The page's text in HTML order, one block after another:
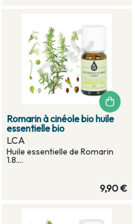
Romarin à cinéole bio huile
essentielle bio
LCA
Huile essentielle de Romarin
1.8....
9,90 €